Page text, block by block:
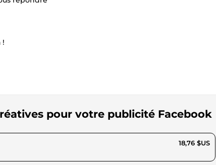
!
pour votre publicité Facebook
18,76 $US